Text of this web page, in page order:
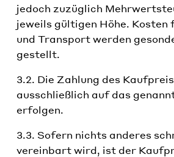
jedoch zuzüglich
jeweils gültigen Höhe. Kosten
und Transport werden
gestellt.
3.2. Die Zahlung des
ausschließlich auf das
erfolgen.
3.3. Sofern nichts anderes
vereinbart wird, ist der